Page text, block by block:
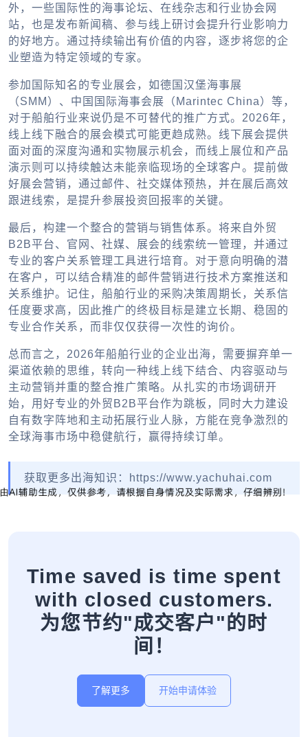
外，一些国际性的海事论坛、在线杂志和行业协会网
站，也是发布新闻稿、参与线上研讨会提升行业影响力
的好地方。通过持续输出有价值的内容，逐步将您的企
业塑造为特定领域的专家。
参加国际知名的专业展会，如德国汉堡海事展
（SMM）、中国国际海事会展（Marintec China）等，
对于船舶行业来说仍是不可替代的推广方式。2026年，
线上线下融合的展会模式可能更趋成熟。线下展会提供
面对面的深度沟通和实物展示机会，而线上展位和产品
演示则可以持续触达未能亲临现场的全球客户。提前做
好展会营销，通过邮件、社交媒体预热，并在展后高效
跟进线索，是提升参展投资回报率的关键。
最后，构建一个整合的营销与销售体系。将来自外贸
B2B平台、官网、社媒、展会的线索统一管理，并通过
专业的客户关系管理工具进行培育。对于意向明确的潜
在客户，可以结合精准的邮件营销进行技术方案推送和
关系维护。记住，船舶行业的采购决策周期长，关系信
任度要求高，因此推广的终极目标是建立长期、稳固的
专业合作关系，而非仅仅获得一次性的询价。
总而言之，2026年船舶行业的企业出海，需要摒弃单一
渠道依赖的思维，转向一种线上线下结合、内容驱动与
主动营销并重的整合推广策略。从扎实的市场调研开
始，用好专业的外贸B2B平台作为跳板，同时大力建设
自有数字阵地和主动拓展行业人脉，方能在竞争激烈的
全球海事市场中稳健航行，赢得持续订单。
获取更多出海知识：https://www.yachuhai.com
Time saved is time spent
with closed customers.
为您节约"成交客户"的时
间！
了解更多 开始申请体验